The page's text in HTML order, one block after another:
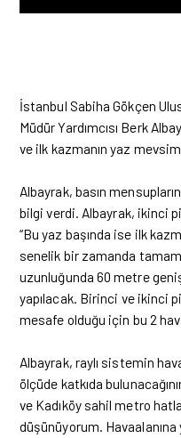
İstanbul Sabiha Gökçen
Müdür Yardımcısı Berk
ve ilk kazmanın yaz
Albayrak, basın
bilgi verdi. Albayrak, ikinci
“Bu yaz başında ise ilk
senelik bir zamanda
uzunluğunda 60 metre
yapılacak. Birinci ve ikinci
mesafe olduğu için bu 2
Albayrak, raylı sistemin
ölçüde katkıda
ve Kadıköy sahil metro
düşünüyorum. Havaalanına